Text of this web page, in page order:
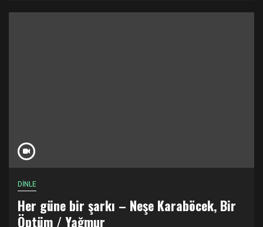
DİNLE
Her güne bir şarkı – Neşe Karaböcek, Bir
Öptüm / Yağmur